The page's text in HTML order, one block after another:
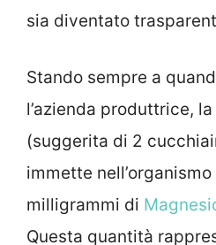
sia diventato
Stando sempre a
l’azienda produttrice,
(suggerita di 2
immette
milligrammi di
Questa quantità